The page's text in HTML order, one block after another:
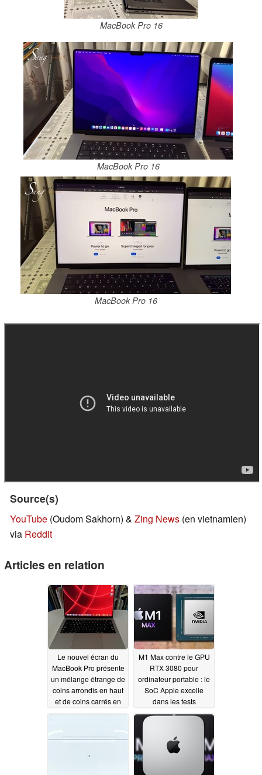
MacBook Pro 16
MacBook Pro 16
MacBook Pro 16
Source(s)
YouTube (Oudom Sakhorn) & Zing News (en vietnamien)
via Reddit
Articles en relation
Le nouvel écran du
MacBook Pro présente
un mélange étrange de
coins arrondis en haut
et de coins carrés en
bas10/26/2021
M1 Max contre le GPU
RTX 3080 pour
ordinateur portable : le
SoC Apple excelle
dans les tests
synthétiques, mais
échoue aux côtés du
M1 Pro dans les tests
de jeu10/26/2021